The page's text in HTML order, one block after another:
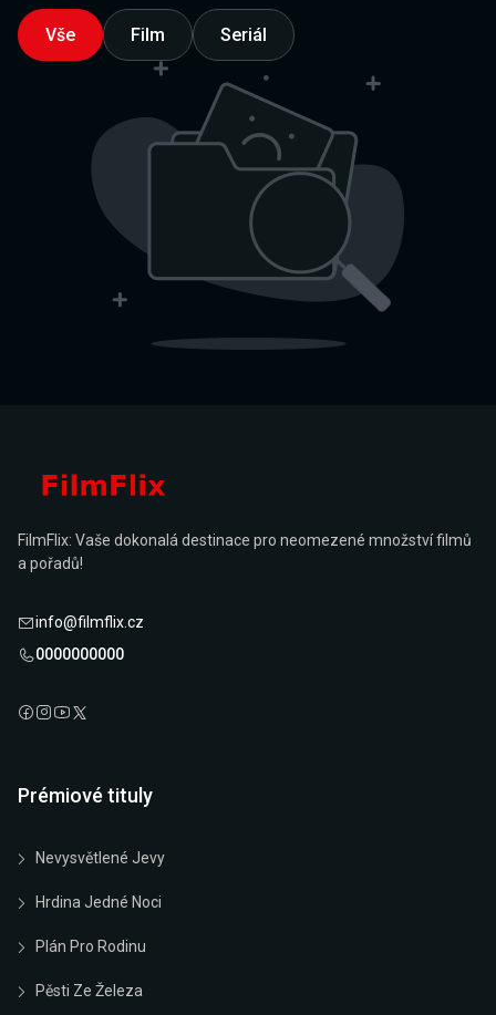
Vše Film Seriál
FilmFlix: Vaše dokonalá destinace pro neomezené množství filmů
a pořadů!
info@filmflix.cz
0000000000
Prémiové tituly
Nevysvětlené Jevy
Hrdina Jedné Noci
Plán Pro Rodinu
Pěsti Ze Železa